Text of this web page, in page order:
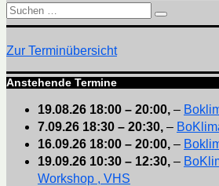
Suchen
nach:
Suchen
Zur Terminübersicht
Anstehende Termine
19.08.26 18:00 – 20:00, –
7.09.26 18:30 – 20:30, –
16.09.26 18:00 – 20:00, –
19.09.26 10:30 – 12:30, –
Workshop , VHS